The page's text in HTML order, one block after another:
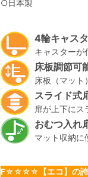
○日本製
4輪キャス
キャスターが
床板調節可
床板（マッ
スライド式
扉が上下にス
おむつ入れ
マット収納に
F☆☆☆☆【エコ】の誇